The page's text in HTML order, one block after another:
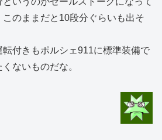
のままだと10段分ぐらいも出そ
付きもポルシェ911に標準装備で
ないものだな。